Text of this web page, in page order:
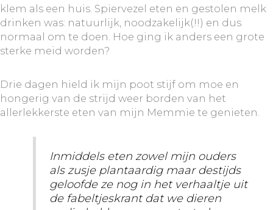
klem als een huis. Spiervezel eten en gestolen melk
drinken was: natuurlijk, noodzakelijk(!!) en dus
normaal om te doen. Hoe ging ik anders een grote
sterke meid worden?
Drie dagen hield ik mijn poot stijf om moe en
hongerig van de strijd weer borden van het
allerlekkerste eten van mijn Memmie te genieten.
Inmiddels eten zowel mijn ouders
als zusje plantaardig maar destijds
geloofde ze nog in het verhaaltje uit
de fabeltjeskrant dat we dieren